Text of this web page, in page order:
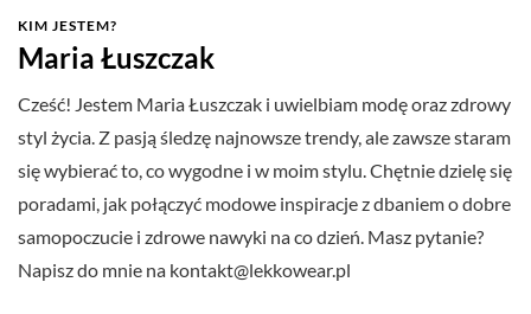
KIM JESTEM?
Maria Łuszczak
Cześć! Jestem Maria Łuszczak i uwielbiam modę oraz zdrowy
styl życia. Z pasją śledzę najnowsze trendy, ale zawsze staram
się wybierać to, co wygodne i w moim stylu. Chętnie dzielę się
poradami, jak połączyć modowe inspiracje z dbaniem o dobre
samopoczucie i zdrowe nawyki na co dzień. Masz pytanie?
Napisz do mnie na kontakt@lekkowear.pl